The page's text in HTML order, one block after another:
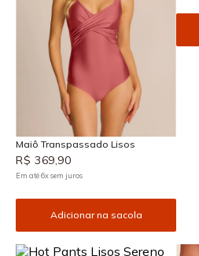
Maiô Transpassado Lisos
R$ 369 90
Em até6xsem juros
Adicionar na sacola